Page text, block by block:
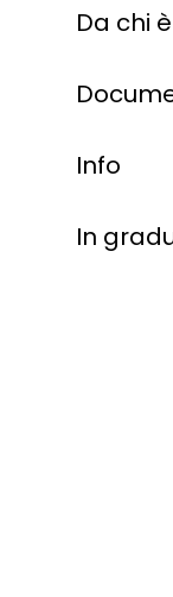
Da chi
Info
In